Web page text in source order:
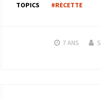
TOPICS #RECETTE
7 ANS